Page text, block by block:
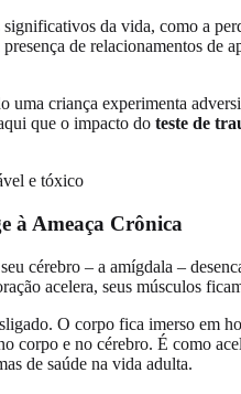
da vida, como a
de relacionamentos
uma criança experimenta
que o impacto do teste de
à Ameaça Crônica
cérebro – a amígdala –
acelera, seus músculos
O corpo fica imerso em
corpo e no cérebro. É como
de saúde na vida adulta.